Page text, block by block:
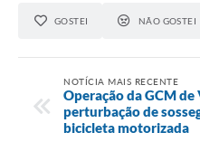
GOSTEI NÃO GOSTEI
NOTÍCIA MAIS RECENTE
Operação da GCM
perturbação de
bicicleta motorizada